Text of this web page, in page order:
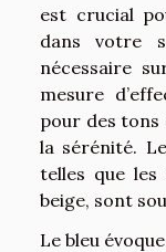
est crucial
dans votre
nécessaire
mesure
pour des tons
la sérénité.
telles que les
beige, sont
Le bleu